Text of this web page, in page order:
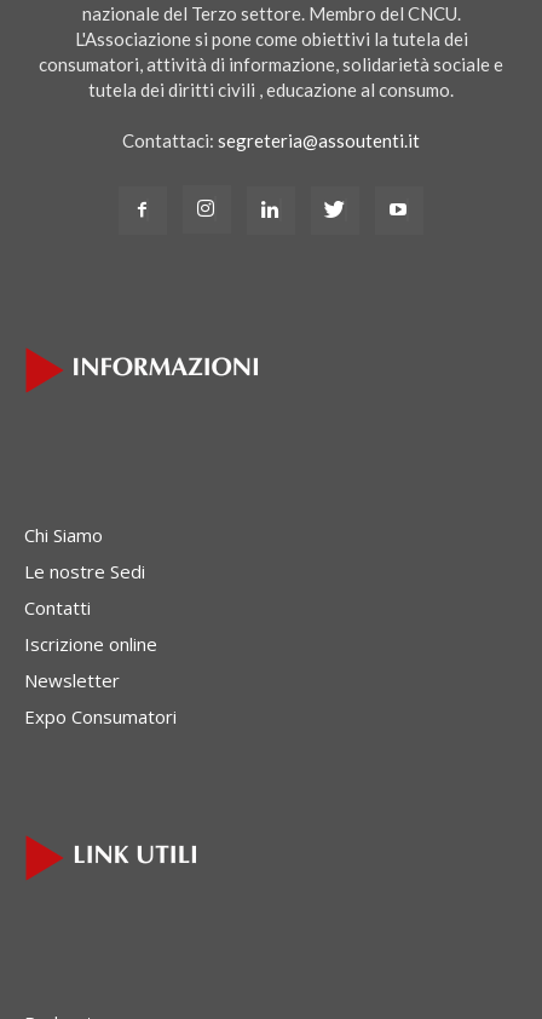
nazionale del Terzo settore. Membro del CNCU.
L'Associazione si pone come obiettivi la tutela dei
consumatori, attività di informazione, solidarietà sociale e
tutela dei diritti civili , educazione al consumo.
Contattaci: segreteria@assoutenti.it
Chi Siamo
Le nostre Sedi
Contatti
Iscrizione online
Newsletter
Expo Consumatori